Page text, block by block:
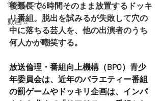
愉快なこと
動画☆
後最長で6時間そのまま放置するドッキ
リ番組。脱出を試みるが失敗して穴の
中に落ちる芸人を、他の出演者のうち
何人かが嘲笑する。
放送倫理・番組向上機構（BPO）青少
年委員会は、近年のバラエティー番組
の罰ゲームやドッキリ企画は、インパ